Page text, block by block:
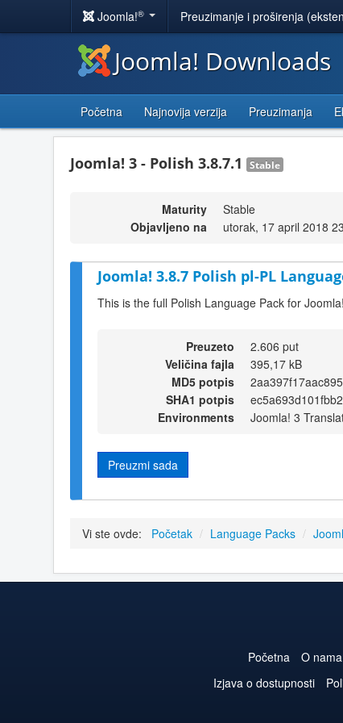
Joomla!® Preuzimanje i proširenja
Joomla! Downloads
Početna Najnovija verzija Preuzimanja
Joomla! 3 - Polish 3.8.7.1 Stable
Maturity
Stable
Objavljeno na
utorak, 17 april 2018
Joomla! 3.8.7 Polish pl-PL
This is the full Polish Language Pack for
Preuzeto
2.606 put
Veličina fajla
395,17 kB
MD5 potpis
SHA1 potpis
Environments
Joomla! 3
Preuzmi sada
Vi ste ovde: Početak / Language Packs /
Početna O nama
Izjava o dostupnosti